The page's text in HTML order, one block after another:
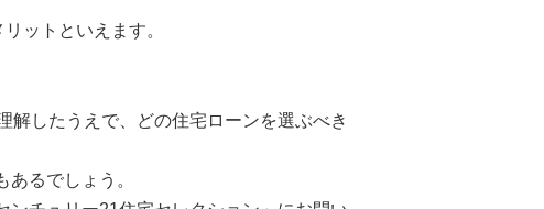
ットといえます。
解したうえで、どの住宅ローンを選ぶべき
るでしょう。